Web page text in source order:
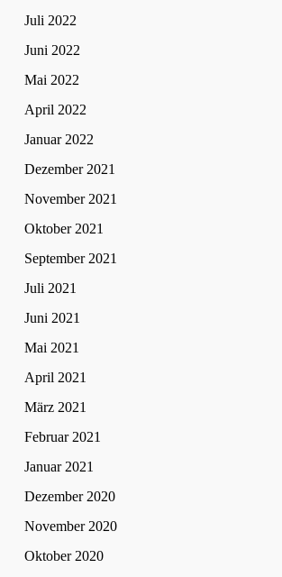
Juli 2022
Juni 2022
Mai 2022
April 2022
Januar 2022
Dezember 2021
November 2021
Oktober 2021
September 2021
Juli 2021
Juni 2021
Mai 2021
April 2021
März 2021
Februar 2021
Januar 2021
Dezember 2020
November 2020
Oktober 2020